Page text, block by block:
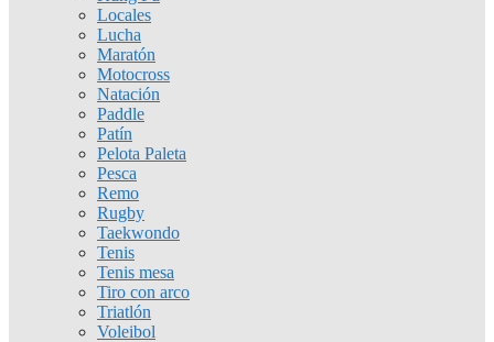
Locales
Lucha
Maratón
Motocross
Natación
Paddle
Patín
Pelota Paleta
Pesca
Remo
Rugby
Taekwondo
Tenis
Tenis mesa
Tiro con arco
Triatlón
Voleibol